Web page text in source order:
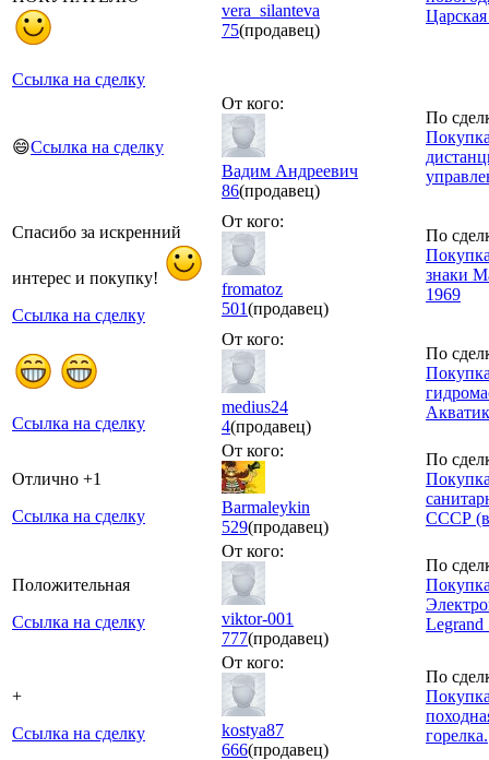
Ссылка на сделку
vera_silanteva
75(продавец)
😄Ссылка на сделку
От кого:
Вадим Андреевич
86(продавец)
По
Спасибо за искренний
интерес и покупку!
Ссылка на сделку
От кого:
fromatoz
501(продавец)
По
знаки
1969
Ссылка на сделку
От кого:
medius24
4(продавец)
По
Отлично +1
Ссылка на сделку
От кого:
Barmaleykin
529(продавец)
По
СССР
Положительная
Ссылка на сделку
От кого:
viktor-001
777(продавец)
По
Legrand
+
Ссылка на сделку
От кого:
kostya87
666(продавец)
По
горелка.